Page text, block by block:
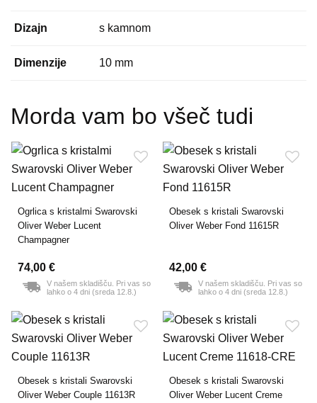
Dizajn s kamnom
Dimenzije 10 mm
Morda vam bo všeč tudi
Ogrlica s kristalmi Swarovski
Oliver Weber Lucent
Champagner
74,00 €
V našem skladišču. Pri vas so
lahko o 4 dni (sreda 12.8.)
Obesek s kristali Swarovski
Oliver Weber Fond 11615R
42,00 €
V našem skladišču. Pri vas so
lahko o 4 dni (sreda 12.8.)
Obesek s kristali Swarovski
Oliver Weber Couple 11613R
Obesek s kristali Swarovski
Oliver Weber Lucent Creme